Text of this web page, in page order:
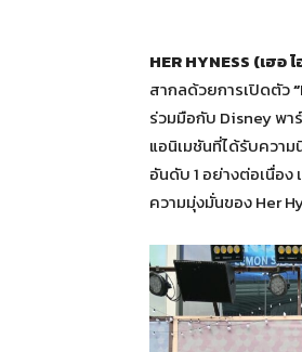
HER HYNESS (เฮอ
สากลด้วยการเปิดตัว
ร่วมมือกับ Disney พา
แอนิเมชันที่ได้รับควา
อันดับ 1 อย่างต่อเนื่อ
ความมุ่งมั่นของ Her